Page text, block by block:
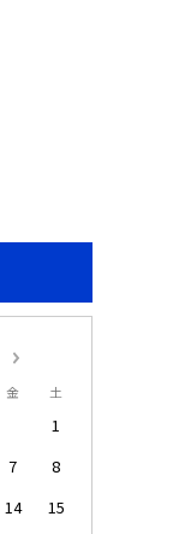
金 土
1
7
8
14
15